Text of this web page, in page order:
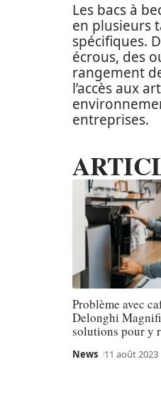
Les bacs à
en plusieurs
spécifiques.
écrous, des
rangement
l’accès aux
entreprises.
Problème avec
Delonghi
solutions pour y
News 11 août 2023